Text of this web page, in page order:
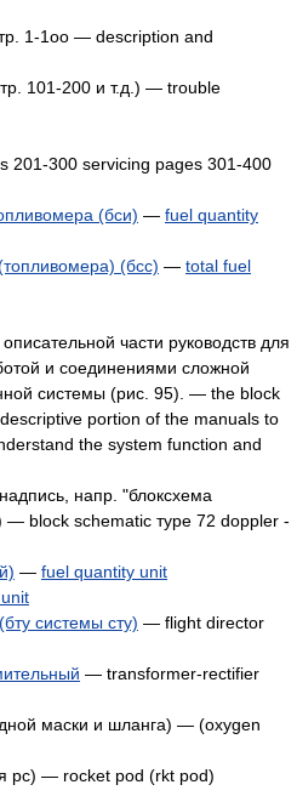
1-1oo — description and
101-200 и т.д.) — trouble
201-300 servicing pages 301-400
(бси) — fuel quantity
(бсс) — total fuel
части руководств для
и соединениями сложной
системы (рис. 95). — the block
portion of the manuals to
the system function and
напр. "блоксхема
— block schematic туре 72 doppler -
— fuel quantity unit
системы сту) — flight director
— transformer-rectifier
маски и шланга) — (oxygen
pc) — rocket pod (rkt pod)